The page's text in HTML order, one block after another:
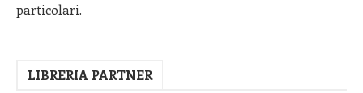
particolari.
LIBRERIA PARTNER